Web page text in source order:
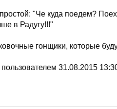
простой: "Че куда поедем?
в Радугу!!!"
гонщики, которые
31.08.2015